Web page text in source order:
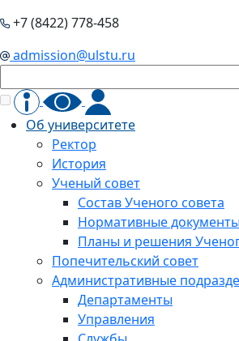
+7 (8422) 778-458
admission@ulstu.ru
Об университете
Ректор
История
Ученый совет
Состав Ученого совета
Нормативные документы
Планы и решения
Попечительский совет
Административные
Департаменты
Управления